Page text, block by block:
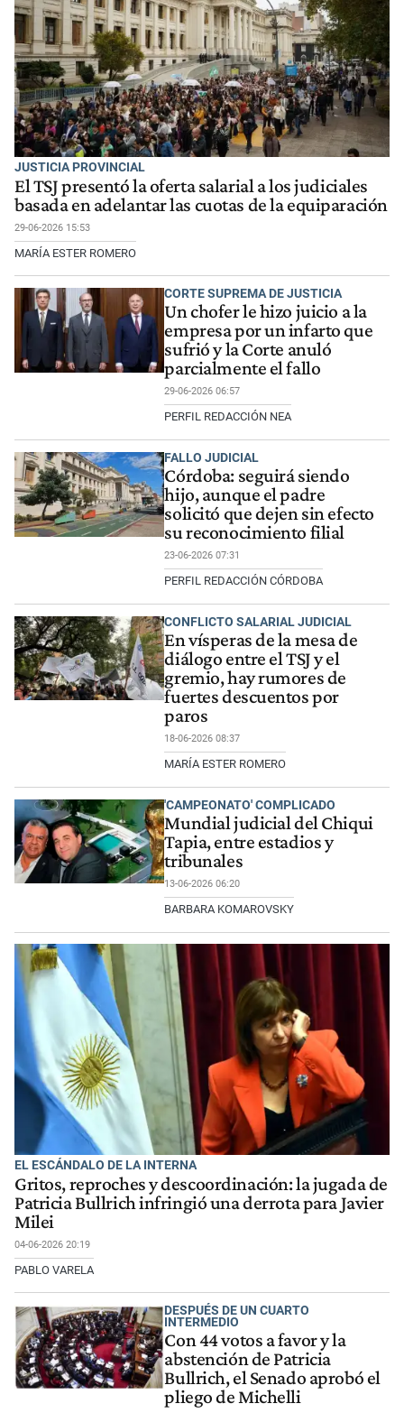
JUSTICIA PROVINCIAL
El TSJ presentó la oferta salarial a los judiciales
basada en adelantar las cuotas de la equiparación
29-06-2026 15:53
MARÍA ESTER ROMERO
CORTE SUPREMA DE JUSTICIA
Un chofer le hizo juicio a la
empresa por un infarto que
sufrió y la Corte anuló
parcialmente el fallo
29-06-2026 06:57
PERFIL REDACCIÓN NEA
FALLO JUDICIAL
Córdoba: seguirá siendo
hijo, aunque el padre
solicitó que dejen sin efecto
su reconocimiento filial
23-06-2026 07:31
PERFIL REDACCIÓN CÓRDOBA
CONFLICTO SALARIAL JUDICIAL
En vísperas de la mesa de
diálogo entre el TSJ y el
gremio, hay rumores de
fuertes descuentos por
paros
18-06-2026 08:37
MARÍA ESTER ROMERO
'CAMPEONATO' COMPLICADO
Mundial judicial del Chiqui
Tapia, entre estadios y
tribunales
13-06-2026 06:20
BARBARA KOMAROVSKY
EL ESCÁNDALO DE LA INTERNA
Gritos, reproches y descoordinación: la jugada de
Patricia Bullrich infringió una derrota para Javier
Milei
04-06-2026 20:19
PABLO VARELA
DESPUÉS DE UN CUARTO
INTERMEDIO
Con 44 votos a favor y la
abstención de Patricia
Bullrich, el Senado aprobó el
pliego de Michelli